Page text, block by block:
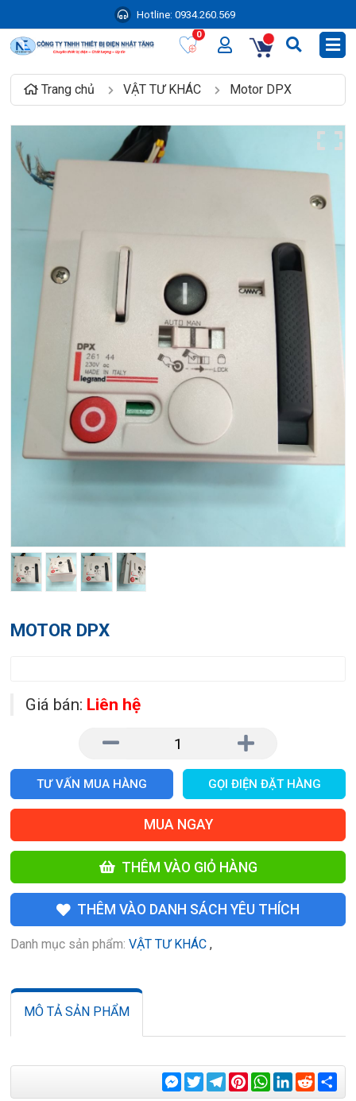
Hotline: 0934.260.569
0
Trang chủ VẬT TƯ KHÁC Motor DPX
MOTOR DPX
Giá bán: Liên hệ
TƯ VẤN MUA HÀNG GỌI ĐIỆN ĐẶT HÀNG
MUA NGAY
THÊM VÀO GIỎ HÀNG
THÊM VÀO DANH SÁCH YÊU THÍCH
Danh mục sản phẩm: VẬT TƯ KHÁC ,
MÔ TẢ SẢN PHẨM
Messenger
TwitterTelegram
Pinterest
WhatsApp
LinkedIn
Reddit